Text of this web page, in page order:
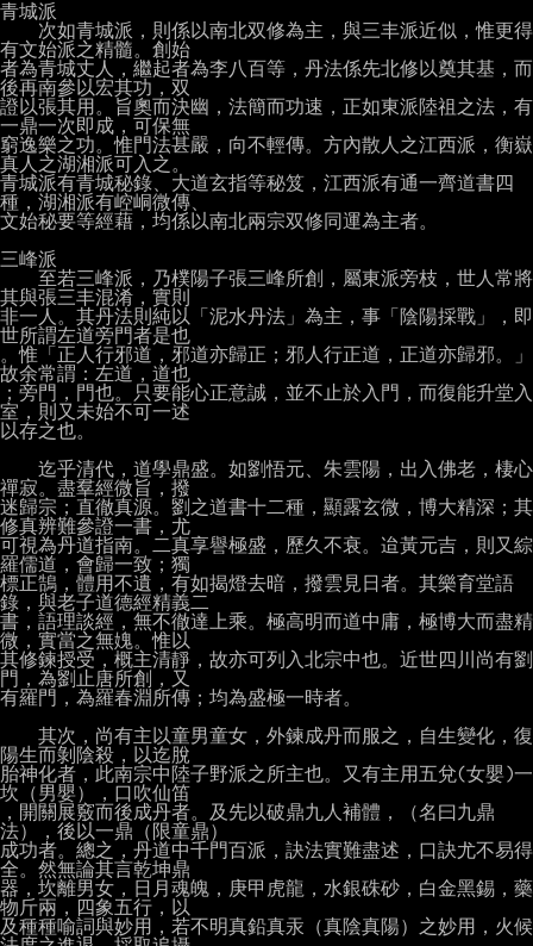
青城派
次如青城派，則係以南北双修為主，與三丰派近似，惟更得
有文始派之精髓。創始
者為青城丈人，繼起者為李八百等，丹法係先北修以奠其基，而
後再南參以宏其功，双
證以張其用。旨奧而決幽，法簡而功速，正如東派陸祖之法，有
一鼎一次即成，可保無
窮逸樂之功。惟門法甚嚴，向不輕傳。方內散人之江西派，衡嶽
真人之湖湘派可入之。
青城派有青城秘錄、大道玄指等秘笈，江西派有通一齊道書四
種，湖湘派有崆峒微傳、
文始秘要等經藉，均係以南北兩宗双修同運為主者。
三峰派
至若三峰派，乃樸陽子張三峰所創，屬東派旁枝，世人常將
其與張三丰混淆，實則
非一人。其丹法則純以「泥水丹法」為主，事「陰陽採戰」，即
世所謂左道旁門者是也
。惟「正人行邪道，邪道亦歸正；邪人行正道，正道亦歸邪。」
故余常謂：左道，道也
；旁門，門也。只要能心正意誠，並不止於入門，而復能升堂入
室，則又未始不可一述
以存之也。
迄乎清代，道學鼎盛。如劉悟元、朱雲陽，出入佛老，棲心
禪寂。盡羣經微旨，撥
迷歸宗；直徹真源。劉之道書十二種，顯露玄微，博大精深；其
修真辨難參證一書，尤
可視為丹道指南。二真享譽極盛，歷久不衰。迨黃元吉，則又綜
羅儒道，會歸一致；獨
標正鵠，體用不遺，有如揭燈去暗，撥雲見日者。其樂育堂語
錄，與老子道德經精義二
書，語理談經，無不徹達上乘。極高明而道中庸，極博大而盡精
微，實當之無媿。惟以
其修鍊授受，概主清靜，故亦可列入北宗中也。近世四川尚有劉
門，為劉止唐所創，又
有羅門，為羅春淵所傳；均為盛極一時者。
其次，尚有主以童男童女，外鍊成丹而服之，自生變化，復
陽生而剝陰殺，以迄脫
胎神化者，此南宗中陸子野派之所主也。又有主用五兌(女嬰)一
坎（男嬰），口吹仙笛
，開關展竅而後成丹者。及先以破鼎九人補體，（名曰九鼎
法），後以一鼎（限童鼎）
成功者。總之，丹道中千門百派，訣法實難盡述，口訣尤不易得
全。然無論其言乾坤鼎
器，坎離男女，日月魂魄，庚甲虎龍，水銀硃砂，白金黑錫，藥
物斤兩，四象五行，以
及種種喻詞與妙用，若不明真鉛真汞（真陰真陽）之妙用，火候